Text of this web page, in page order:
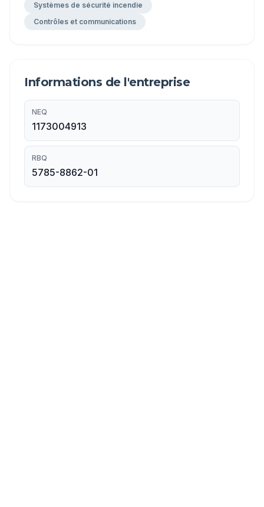
Systèmes de sécurité incendie
Contrôles et communications
Informations de l'entreprise
NEQ
1173004913
RBQ
5785-8862-01